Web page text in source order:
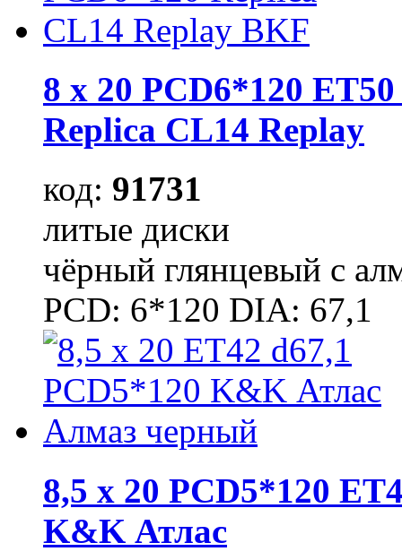
8 x 20 PCD6*120
Replica CL14 Replay
код: 91731
литые диски
чёрный глянцевый с
PCD: 6*120 DIA: 67,1
8,5 x 20 PCD5*120
K&K Атлас